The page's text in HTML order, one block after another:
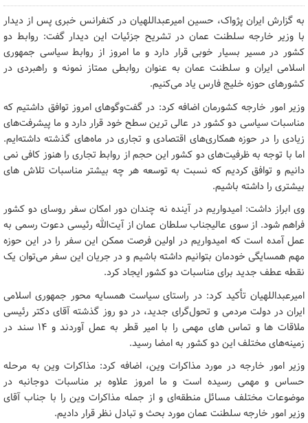
به گزارش ایران پژواک، حسین امیرعبداللهیان در کنفرانس خبری پس از دیدار
با وزیر خارجه سلطنت عمان در تشریح جزئیات این دیدار گفت: روابط دو
کشور در مسیر بسیار خوبی قرار دارد و ما امروز از روابط سیاسی جمهوری
اسلامی ایران و سلطنت عمان به عنوان روابطی ممتاز نمونه و راهبردی در
کشورهای حوزه خلیج فارس یاد می‌کنیم.
وزیر امور خارجه کشورمان اضافه کرد: در گفت‌وگوهای امروز توافق داشتیم که
مناسبات سیاسی دو کشور در عالی ترین سطح خود قرار دارد و ما پیشرفت‌های
زیادی را در حوزه همکاری‌های اقتصادی و تجاری در ماه‌های گذشته داشته‌ایم.
اما با توجه به ظرفیت‌های دو کشور این حجم از روابط تجاری را هنوز کافی نمی
دانیم و توافق کردیم که نسبت به توسعه هر چه بیشتر مناسبات تلاش های
بیشتری را داشته باشیم.
وی ابراز داشت: امیدواریم در آینده نه چندان دور امکان سفر روسای دو کشور
فراهم شود. از سوی عالیجناب سلطان عمان از آیت‌الله رئیسی دعوت رسمی به
عمل آمده است که امیدواریم در اولین فرصت ممکن این سفر را در این حوزه
مهم همسایگی خودمان بتوانیم داشته باشیم و در جریان این سفر می‌توان یک
نقطه عطف جدید برای مناسبات دو کشور ایجاد کرد.
امیرعبداللهیان تأکید کرد: در راستای سیاست همسایه محور جمهوری اسلامی
ایران در دولت مردمی و تحول‌گرای جدید، در دو روز گذشته آقای دکتر رئیسی
ملاقات ها و تماس های مهمی را با امیر قطر به عمل آوردند و ۱۴ سند در
زمینه‌های مختلف این دو کشور به امضا رسید.
وزیر امور خارجه در مورد مذاکرات وین، اضافه کرد: مذاکرات وین به مرحله
حساس و مهمی رسیده است و ما امروز علاوه بر مناسبات دوجانبه در
موضوعات مختلف مسائل منطقه‌ای و از جمله مذاکرات وین را با جناب آقای
وزیر امور خارجه سلطنت عمان مورد بحث و تبادل نظر قرار دادیم.